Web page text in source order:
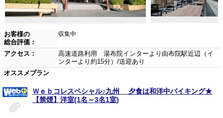
お客様の
総合評価：
収集中
アクセス：
高速道路利用 湯布院インターより由布院駅近辺（イ
ンターより約15分）/送迎あり
オススメプラン
Ｗｅｂコレスペシャル♪九州 夕食は和洋中バイキング★
【禁煙】洋室(1名～3名1室)